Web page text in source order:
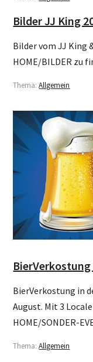
Bilder JJ King
Bilder vom JJ King
HOME/BILDER zu
Thema:Allgemein
BierVerkostung in
August. Mit 3
HOME/SONDER-
Thema:Allgemein